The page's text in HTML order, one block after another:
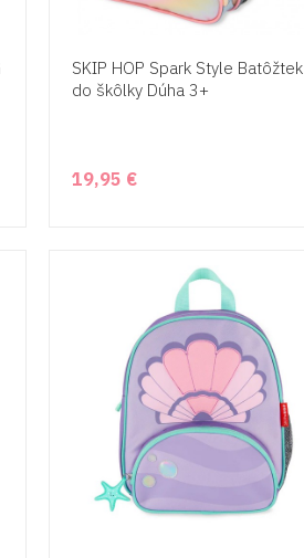
SKIP HOP Spark Style Batôžtek
do škôlky Dúha 3+
19,95 €